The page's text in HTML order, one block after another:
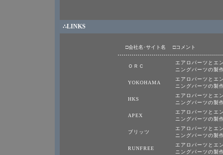
∴LINKS
□会社名･サイト名 □コメント
ＯＲＣ
エアロパーツとエ
ニングパーツの製
YOKOHAMA
エアロパーツとエ
ニングパーツの製
HKS
エアロパーツとエ
ニングパーツの製
APEX
エアロパーツとエ
ニングパーツの製
ブリッツ
エアロパーツとエ
ニングパーツの製
RUNFREE
エアロパーツとエ
ニングパーツの製